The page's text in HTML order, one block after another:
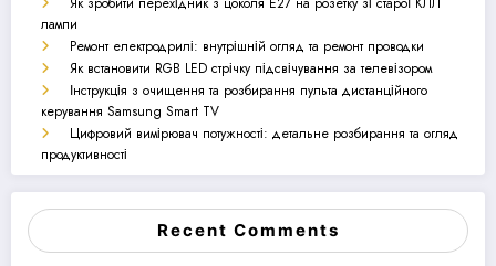
лампи
Ремонт електродрилі: внутрішній огляд та ремонт проводки
Як встановити RGB LED стрічку підсвічування за телевізором
Інструкція з очищення та розбирання пульта дистанційного
керування Samsung Smart TV
Цифровий вимірювач потужності: детальне розбирання та огляд
продуктивності
Recent Comments